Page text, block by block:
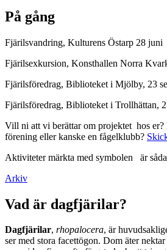
På gång
Fjärilsvandring, Kulturens Östarp 28 juni
Fjärilsexkursion, Konsthallen Norra
Fjärilsföredrag, Biblioteket i Mjölby, 23
Fjärilsföredrag, Biblioteket i Trollhättan,
Vill ni att vi berättar om projektet hos er?
förening eller kanske en fågelklubb?
Aktiviteter märkta med symbolen
är
Arkiv
Vad är dagfjärilar?
Dagfjärilar, rhopalocera, är
ser med stora facettögon. Dom äter